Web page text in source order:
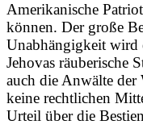
Amerikanische
können. Der große
Unabhängigkeit wird
Jehovas räuberische
auch die Anwälte der
keine rechtlichen
Urteil über die